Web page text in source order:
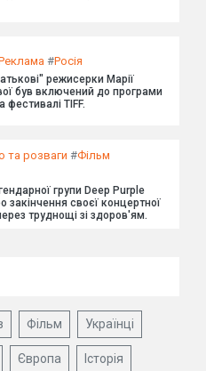
#Росія
режисерки Марії
був включений до програми
фестивалі TIFF.
та розваги #Фільм
групи Deep Purple
закінчення своєї концертної
труднощі зі здоров'ям.
Фільм Українці
Європа Історія